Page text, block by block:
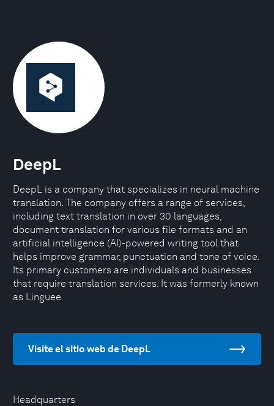
Headquarters
DeepL
DeepL is a company that specializes in neural machine
translation. The company offers a range of services,
including text translation in over 30 languages,
document translation for various file formats and an
artificial intelligence (AI)-powered writing tool that
helps improve grammar, punctuation and tone of voice.
Its primary customers are individuals and businesses
that require translation services. It was formerly known
as Linguee.
Visite el sitio web de DeepL